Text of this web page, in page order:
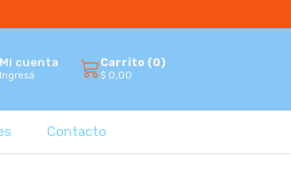
Mi cuenta
Ingresá
Carrito (0)
$ 0,00
Contacto